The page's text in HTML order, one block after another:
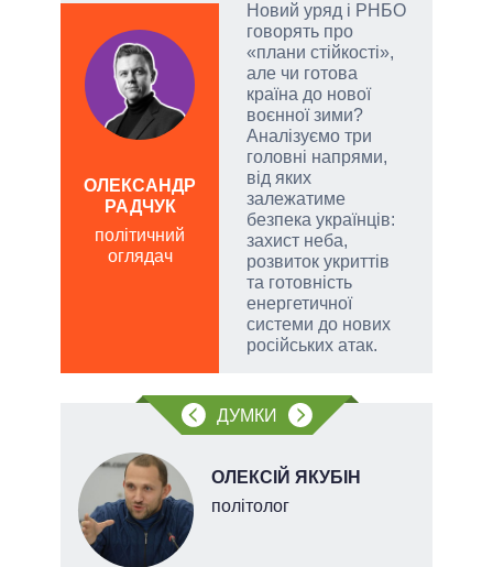
Новий уряд і РНБО
говорять про
«плани стійкості»,
але чи готова
країна до нової
воєнної зими?
Аналізуємо три
головні напрями,
від яких
залежатиме
безпека українців:
захист неба,
розвиток укриттів
та готовність
енергетичної
системи до нових
російських атак.
ОЛЕКСАНДР
РАДЧУК
політичний
оглядач
ДУМКИ
ОЛЕКСІЙ ЯКУБІН
політолог